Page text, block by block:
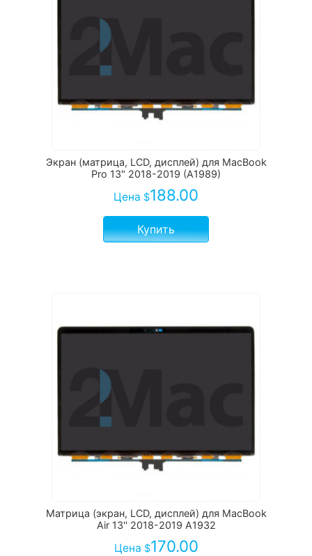
Экран (матрица, LCD, дисплей) для MacBook
Pro 13" 2018-2019 (A1989)
Цена $188.00
Купить
Матрица (экран, LCD, дисплей) для MacBook
Air 13'' 2018-2019 A1932
Цена $170.00